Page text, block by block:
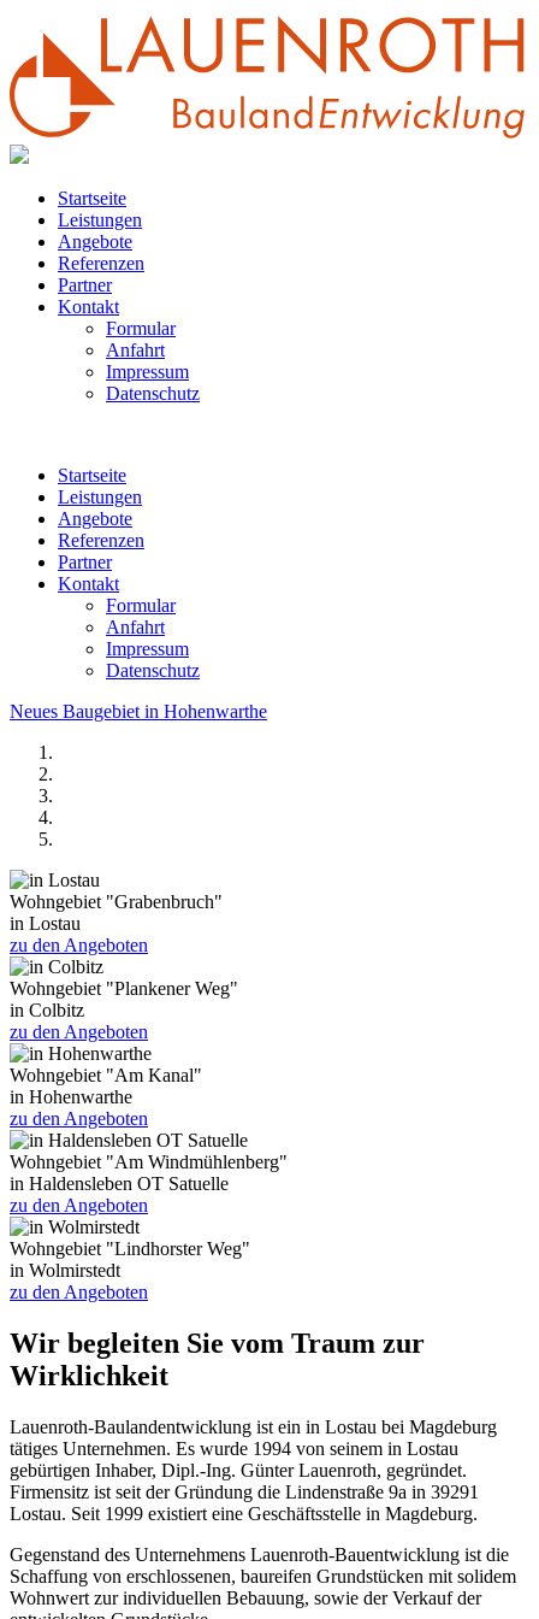
Startseite
Leistungen
Angebote
Referenzen
Partner
Kontakt
Formular
Anfahrt
Impressum
Datenschutz
Startseite
Leistungen
Angebote
Referenzen
Partner
Kontakt
Formular
Anfahrt
Impressum
Datenschutz
Neues Baugebiet in Hohenwarthe
Wohngebiet "Grabenbruch"
in Lostau
zu den Angeboten
Wohngebiet "Plankener Weg"
in Colbitz
zu den Angeboten
Wohngebiet "Am Kanal"
in Hohenwarthe
zu den Angeboten
Wohngebiet "Am Windmühlenberg"
in Haldensleben OT Satuelle
zu den Angeboten
Wohngebiet "Lindhorster Weg"
in Wolmirstedt
zu den Angeboten
Wir begleiten Sie vom Traum zur
Wirklichkeit
Lauenroth-Baulandentwicklung ist ein in Lostau bei Magdeburg
tätiges Unternehmen. Es wurde 1994 von seinem in Lostau
gebürtigen Inhaber, Dipl.-Ing. Günter Lauenroth, gegründet.
Firmensitz ist seit der Gründung die Lindenstraße 9a in 39291
Lostau. Seit 1999 existiert eine Geschäftsstelle in Magdeburg.
Gegenstand des Unternehmens Lauenroth-Bauentwicklung ist die
Schaffung von erschlossenen, baureifen Grundstücken mit solidem
Wohnwert zur individuellen Bebauung, sowie der Verkauf der